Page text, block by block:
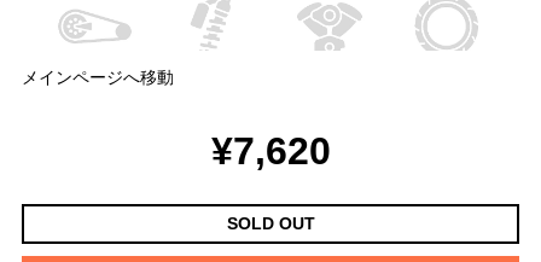
メインページへ移動
¥7,620
SOLD OUT